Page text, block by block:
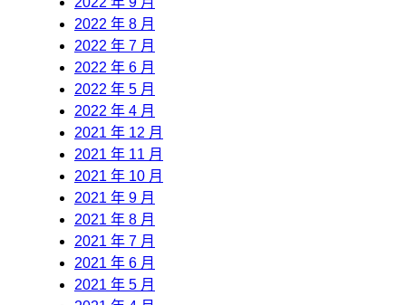
2022 年 8 月
2022 年 7 月
2022 年 6 月
2022 年 5 月
2022 年 4 月
2021 年 12 月
2021 年 11 月
2021 年 10 月
2021 年 9 月
2021 年 8 月
2021 年 7 月
2021 年 6 月
2021 年 5 月